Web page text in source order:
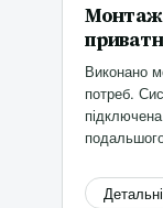
Монтаж
Виконано
потреб.